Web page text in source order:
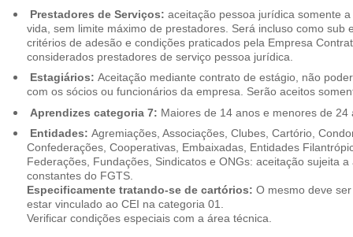
Prestadores de Serviços: aceitação pessoa jurídica somente a
vida, sem limite máximo de prestadores. Será incluso como sub
critérios de adesão e condições praticados pela Empresa
considerados prestadores de serviço pessoa jurídica.
Estagiários: Aceitação mediante contrato de estágio, não
com os sócios ou funcionários da empresa. Serão aceitos
Aprendizes categoria 7: Maiores de 14 anos e menores de 24
Entidades: Agremiações, Associações, Clubes, Cartório,
Confederações, Cooperativas, Embaixadas, Entidades
Federações, Fundações, Sindicatos e ONGs: aceitação sujeita
constantes do FGTS.
Especificamente tratando-se de cartórios: O mesmo deve
estar vinculado ao CEI na categoria 01.
Verificar condições especiais com a área técnica.